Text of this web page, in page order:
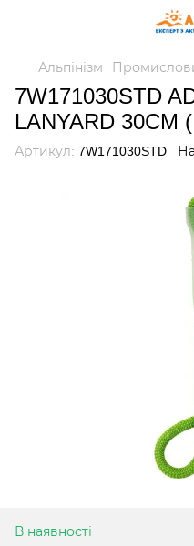
Альпінізм
7W171030STD
LANYARD 30CM
Артикул: 7W171030STD
В наявності